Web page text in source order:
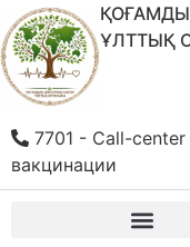
ҰЛТТЫҚ
7701 - Call-center
вакцинации